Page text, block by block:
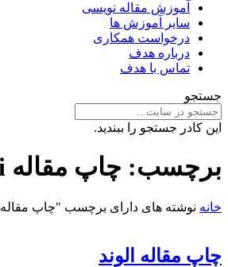
آموزش مقاله نویسی
سایر آموزش ها
درخواست همکاری
درباره هدف
تماس با هدف
جستجو
این کادر جستجو را ببندید.
برچسب: چاپ مقاله isi رایگان در الوند
خانه نوشته های دارای برچسب "چاپ مقاله isi رایگان در الوند"
چاپ مقاله الوند